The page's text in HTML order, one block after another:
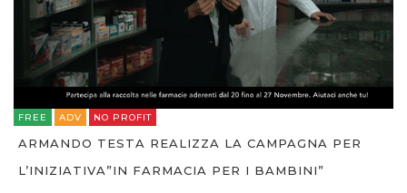
FREE ADV NO PROFIT
ARMANDO TESTA REALIZZA LA CAMPAGNA PER
L’INIZIATIVA”IN FARMACIA PER I BAMBINI”